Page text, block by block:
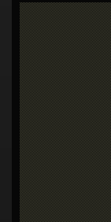
ビ
ゲ
ー
シ
ョ
ン